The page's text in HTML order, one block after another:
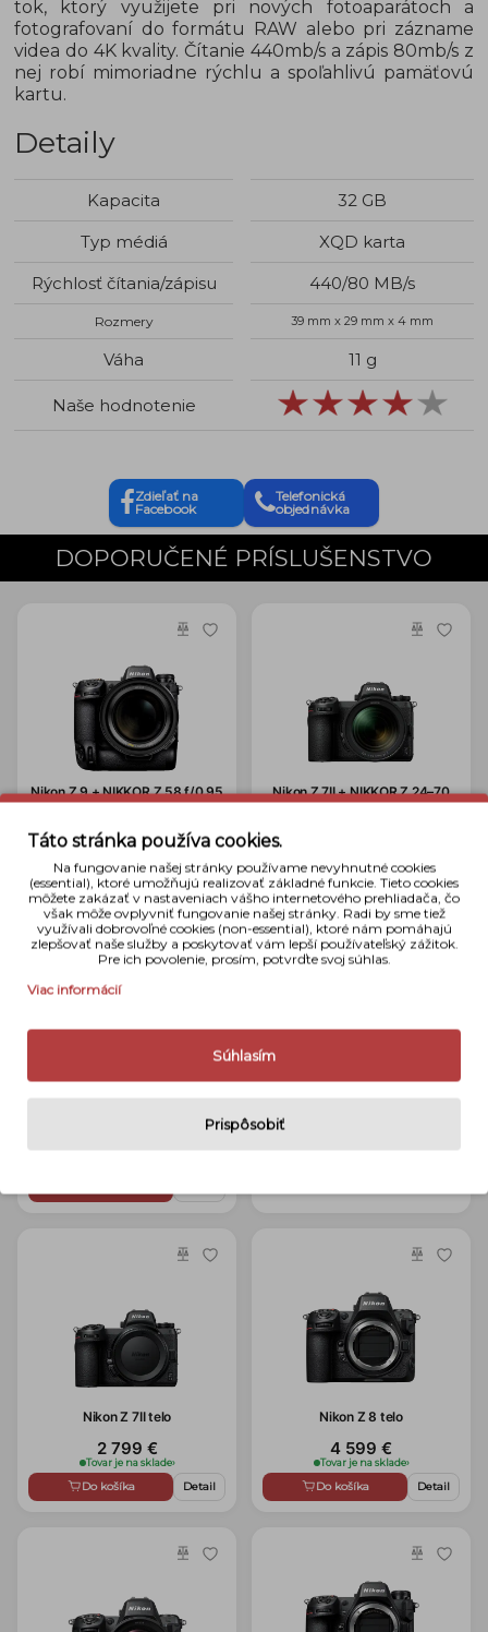
tok, ktorý využijete pri nových fotoaparátoch a
fotografovaní do formátu RAW alebo pri zázname
videa do 4K kvality. Čítanie 440mb/s a zápis 80mb/s z
nej robí mimoriadne rýchlu a spoľahlivú pamäťovú
kartu.
Detaily
Kapacita
32 GB
Typ médiá
XQD karta
Rýchlosť čítania/zápisu
440/80 MB/s
Rozmery 39 mm x 29 mm x 4 mm
Váha 11 g
Naše hodnotenie
Zdieľať na
Facebook
Telefonická
objednávka
DOPORUČENÉ PRÍSLUŠENSTVO
Nikon Z 9 + NIKKOR Z 58 f/0.95
S Noct
14 748 €
Tovar je na sklade›
Do košíka Detail
Nikon Z 7II + NIKKOR Z 24–70
f/4 S
Do košíka Detail
3 749 € Tovar je na sklade›
Nikon Z 7II telo
2 799 €
Tovar je na sklade›
Do košíka Detail
Nikon Z 8 telo
4 599 €
Tovar je na sklade›
Do košíka Detail
Táto stránka používa cookies.
Na fungovanie našej stránky používame nevyhnutné cookies
(essential), ktoré umožňujú realizovať základné funkcie. Tieto cookies
môžete zakázať v nastaveniach vášho internetového prehliadača, čo
však môže ovplyvniť fungovanie našej stránky. Radi by sme tiež
využívali dobrovoľné cookies (non-essential), ktoré nám pomáhajú
zlepšovať naše služby a poskytovať vám lepší používateľský zážitok.
Pre ich povolenie, prosím, potvrďte svoj súhlas.
Viac informácií
Súhlasím
Prispôsobiť